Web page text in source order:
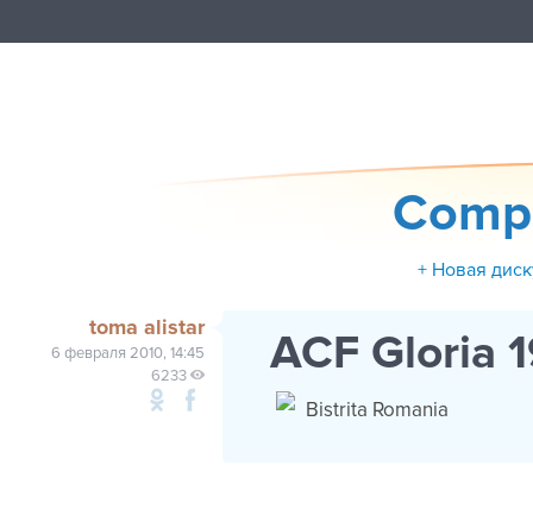
+ Новая
toma alistar
6 февраля 2010, 14:45
6233
ACF Gloria
Bistrita Romania